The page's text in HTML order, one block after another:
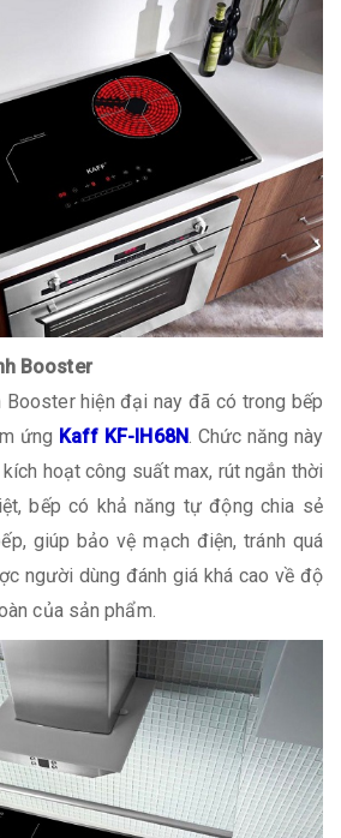
Booster
Booster hiện đại nay đã có trong bếp
ứng Kaff KF-IH68N. Chức năng này
hoạt công suất max, rút ngắn thời
bếp có khả năng tự động chia sẻ
giúp bảo vệ mạch điện, tránh quá
người dùng đánh giá khá cao về độ
của sản phẩm.